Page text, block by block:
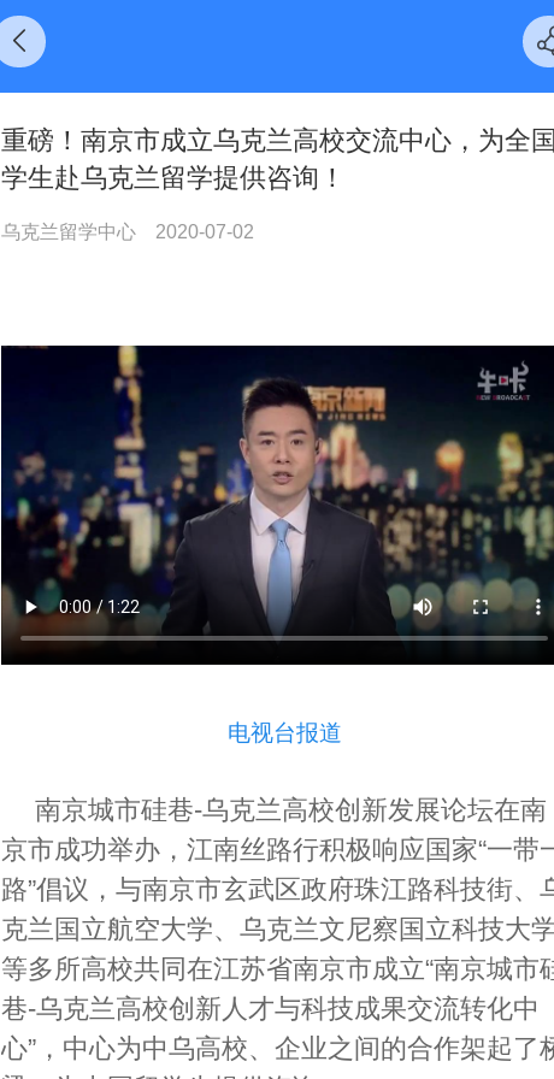
重磅！南京市成立乌克兰高校交流中心，为全
学生赴乌克兰留学提供咨询！
乌克兰留学中心 2020-07-02
电视台报道
南京城市硅巷-乌克兰高校创新发展论坛在南
京市成功举办，江南丝路行积极响应国家“一带
路”倡议，与南京市玄武区政府珠江路科技街、
克兰国立航空大学、乌克兰文尼察国立科技大
等多所高校共同在江苏省南京市成立“南京城市
巷-乌克兰高校创新人才与科技成果交流转化中
心”，中心为中乌高校、企业之间的合作架起了